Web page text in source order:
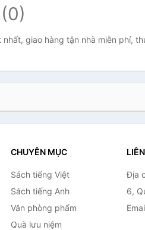
(0)
giao hàng tận nhà miễn phí,
CHUYÊN MỤC
Sách tiếng Việt
Sách tiếng Anh
Văn phòng phẩm
Quà lưu niệm
Địa
6,